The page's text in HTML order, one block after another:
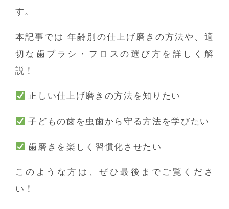
す。
本記事では年齢別の仕上げ磨きの方法や、適
切な歯ブラシ・フロスの選び方を詳しく解
説！
正しい仕上げ磨きの方法を知りたい
子どもの歯を虫歯から守る方法を学びたい
歯磨きを楽しく習慣化させたい
このような方は、ぜひ最後までご覧くださ
い！